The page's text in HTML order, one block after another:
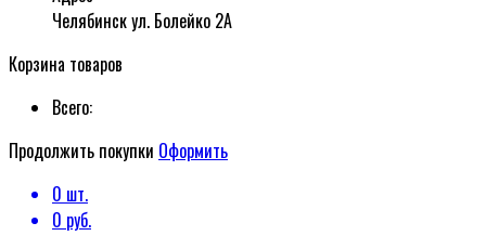
Челябинск ул. Болейко 2А
Корзина товаров
Всего:
Продолжить покупки Оформить
0 шт.
0 руб.